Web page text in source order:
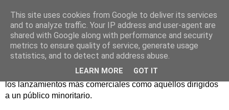
Críticas y reseñas de las principales novedades literarias
editadas en España. En Crítica de libros tienen cabida tanto
los lanzamientos más comerciales como aquéllos dirigidos
a un público minoritario.
This site uses cookies from Google to deliver its services
and to analyze traffic. Your IP address and user-agent are
shared with Google along with performance and security
metrics to ensure quality of service, generate usage
statistics, and to detect and address abuse.
LEARN MORE GOT IT